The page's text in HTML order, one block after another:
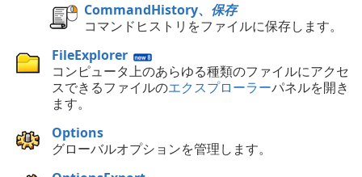
CommandHistory、 保存
コマンドヒストリをファイルに保存します。
FileExplorer
コンピュータ上のあらゆる種類のファイルにアクセ
スできるファイルのエクスプローラーパネルを開き
ます。
Options
グローバルオプションを管理します。